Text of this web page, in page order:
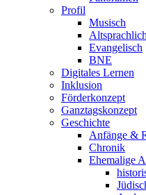
Profil
Musisch
Evangelisch
BNE
Digitales Lernen
Inklusion
Förderkonzept
Ganztagskonzept
Geschichte
Anfänge &
Chronik
Ehemalige